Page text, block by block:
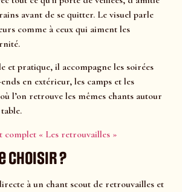
avant de se quitter. Le visuel parle
comme à ceux qui aiment les
et pratique, il accompagne les soirées
en extérieur, les camps et les
l’on retrouve les mêmes chants autour
complet « Les retrouvailles »
choisir ?
à un chant scout de retrouvailles et